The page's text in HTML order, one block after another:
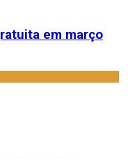
em março